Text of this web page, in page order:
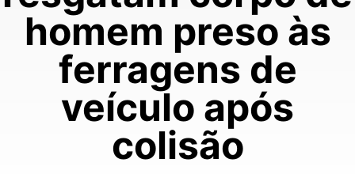
homem preso às
ferragens de
veículo após
colisão